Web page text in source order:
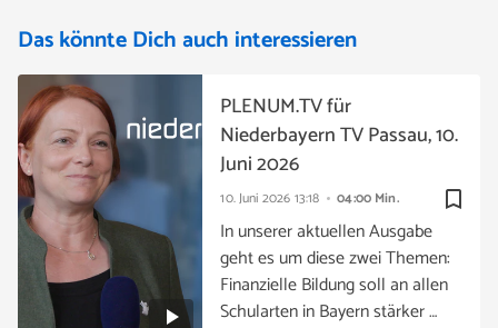
Das könnte Dich auch interessieren
bookmark_border
10. Juni 2026 13:18 04:00 Min.
PLENUM.TV für
Niederbayern TV Passau, 10.
Juni 2026
In unserer aktuellen Ausgabe
geht es um diese zwei Themen:
Finanzielle Bildung soll an allen
Schularten in Bayern stärker …